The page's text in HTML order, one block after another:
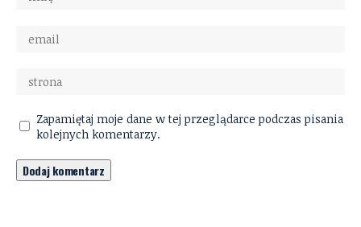
Zapamiętaj moje dane w tej przeglądarce podczas pisania
kolejnych komentarzy.